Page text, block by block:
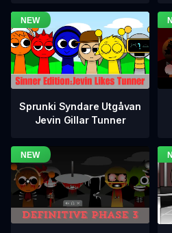
Sprunki Syndare Utgåvan
Jevin Gillar Tunner